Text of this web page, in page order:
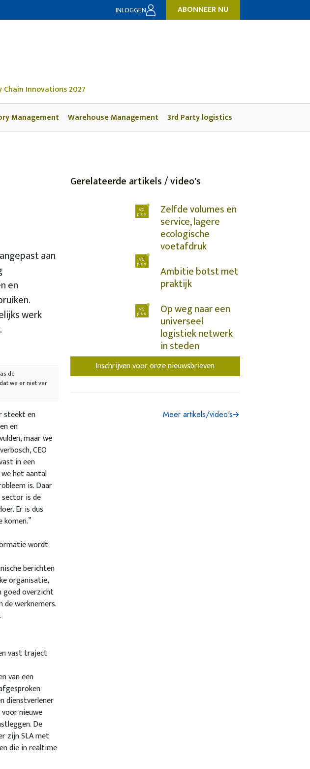
INLOGGEN ABONNEER NU
Chain Innovations 2027
Management Warehouse Management 3rd Party logistics
aan
en
werk
de
we er niet ver
steekt en
en
maar we
CEO
in een
het aantal
is. Daar
is de
Er is dus
wordt
berichten
organisatie,
goed overzicht
werknemers.
vast traject
van een
dienstverlener
nieuwe
De
zijn SLA met
die in realtime
Gerelateerde artikels / video's
VC
plus Zelfde volumes en
service, lagere
ecologische
voetafdruk
VC
plus Ambitie botst met
praktijk
VC
plus Op weg naar een
universeel
logistiek netwerk
in steden
Inschrijven voor onze nieuwsbrieven
Meer artikels/video's